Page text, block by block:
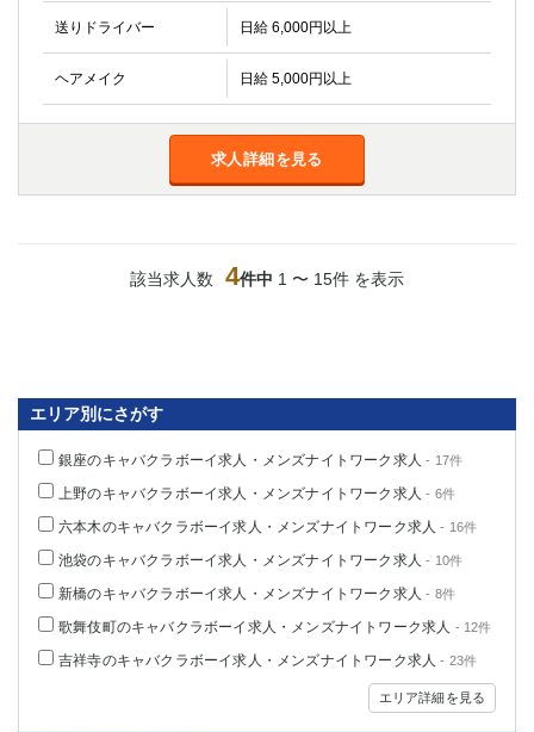
送りドライバー 日給 6,000円以上
ヘアメイク 日給 5,000円以上
求人詳細を見る
該当求人数 4件中 1 〜 15件 を表示
エリア別にさがす
銀座のキャバクラボーイ求人・メンズナイトワーク求人 - 17件
上野のキャバクラボーイ求人・メンズナイトワーク求人 - 6件
六本木のキャバクラボーイ求人・メンズナイトワーク求人 - 16件
池袋のキャバクラボーイ求人・メンズナイトワーク求人 - 10件
新橋のキャバクラボーイ求人・メンズナイトワーク求人 - 8件
歌舞伎町のキャバクラボーイ求人・メンズナイトワーク求人 - 12件
吉祥寺のキャバクラボーイ求人・メンズナイトワーク求人 - 23件
エリア詳細を見る